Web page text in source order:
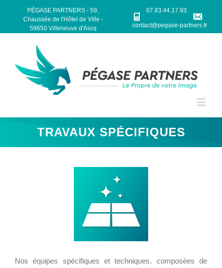
PÉGASE PARTNERS - 59,
Chaussée de l'Hôtel de Ville -
59650 Villeneuve d'Ascq
07.83.44.17.93
contact@pegase-partners.fr
TRAVAUX SPÉCIFIQUES
Nos équipes spécifiques et techniques, composées de